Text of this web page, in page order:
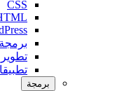
CSS
برمجة